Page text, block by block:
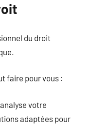
du droit
faire pour vous :
votre
adaptées pour